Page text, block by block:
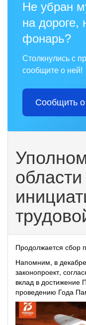
Не убран
на дороге,
фонарь?
Столкнулись с
сообщите о ней!
Сообщить
Продолжается сбор
Напомним, в
законопроект,
вклад в достижение
проведению Года